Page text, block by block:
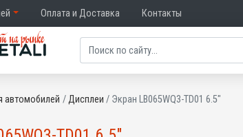
Оплата и Доставка Контакты
автомобилей Дисплеи Экран LB065WQ3-TD01 6.5"